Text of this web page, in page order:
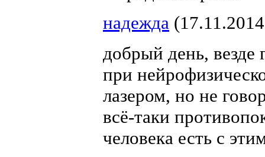
надежда
добрый день, везде
при
лазером, но не
всё-таки
человека есть с